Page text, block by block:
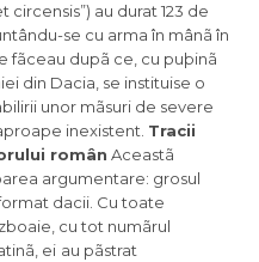
au durat 123 de
se cu arma în mânã în
fãceau dupã ce, cu puþinã
din Dacia, se instituise o
unor mãsuri de severe
inexistent. Tracii
român Aceastã
argumentare: grosul
dacii. Cu toate
cu tot numãrul
ei au pãstrat